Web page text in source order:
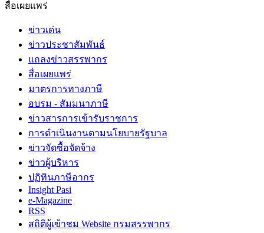
สื่อเผยแพร่
ข่าวเด่น
ข่าวประชาสัมพันธ์
แถลงข่าวสรรพากร
สื่อเผยแพร่
มาตรการทางภาษี
อบรม - สัมมนาภาษี
ข่าวสารการเข้ารับราชการ
การดำเนินงานตามนโยบายรัฐบาล
ข่าวจัดซื้อจัดจ้าง
ข่าวผู้บริหาร
ปฏิทินภาษีอากร
Insight Pasi
e-Magazine
RSS
สถิติผู้เข้าชม Website กรมสรรพากร